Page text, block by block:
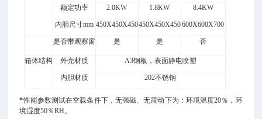
额定功率 2.0KW 1.8KW 8.4KW
内胆尺寸mm 450X450X450450X450X450600X600X700
是否带观察窗 是 是 否
箱体结构 外壳材质 A3钢板，表面静电喷塑
内胆材质 202不锈钢
*性能参数测试在空载条件下，无强磁、无震动下为：环境温度20％，环
境湿度50％RH。